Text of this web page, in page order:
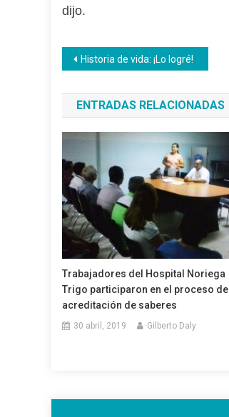
dijo.
Navegación
de
entradas
Historia de vida: ¡Lo logré!
ENTRADAS RELACIONADAS
Trabajadores del Hospital Noriega
Trigo participaron en el proceso de
acreditación de saberes
30 abril, 2019 Gilberto Daly